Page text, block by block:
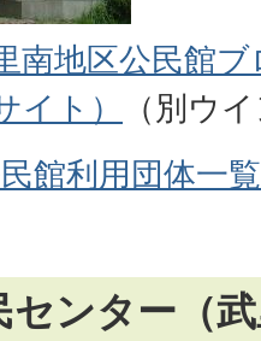
南地区公民館
ト）
（別ウ
館利用団体一
センター（